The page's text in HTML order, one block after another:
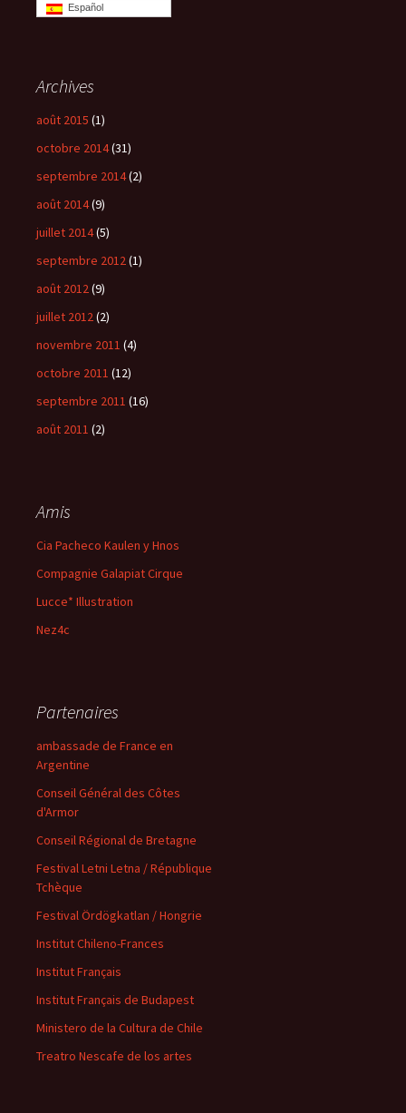
Español
Archives
août 2015 (1)
octobre 2014(31)
septembre 2014(2)
août 2014(9)
juillet 2014(5)
septembre 2012(1)
août 2012(9)
juillet 2012(2)
novembre 2011 (4)
octobre 2011 (12)
septembre 2011 (16)
août 2011 (2)
Amis
Cia Pacheco Kaulen y Hnos
Compagnie Galapiat Cirque
Lucce* Illustration
Nez4c
Partenaires
ambassade de France en
Argentine
Conseil Général des Côtes
d'Armor
Conseil Régional de Bretagne
Festival Letni Letna / République
Tchèque
Festival Ördögkatlan / Hongrie
Institut Chileno-Frances
Institut Français
Institut Français de Budapest
Ministero de la Cultura de Chile
Treatro Nescafe de los artes